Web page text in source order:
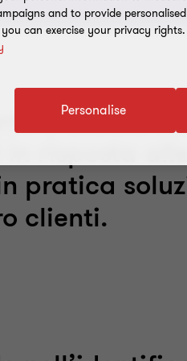
risposta
pratica
clienti.
and to provide
can exercise your privacy
Personalise